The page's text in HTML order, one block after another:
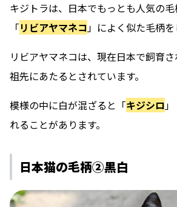
キジトラは、日本でもっとも人気の
「リビアヤマネコ」によく似た毛柄を
リビアヤマネコは、現在日本で飼育
祖先にあたるとされています。
模様の中に白が混ざると「キジシロ」
れることがあります。
日本猫の毛柄②黒白